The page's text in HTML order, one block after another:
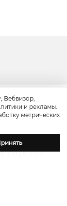
Гарсии,
Вебвизор,
и рекламы.
метрических